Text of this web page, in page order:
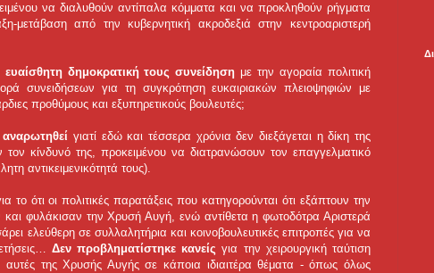
να διαλυθούν αντίπαλα κόμματα και να προκληθούν ρήγματα
μετάβαση από την κυβερνητική ακροδεξιά στην κεντροαριστερή
δημοκρατική τους συνείδηση με την αγοραία πολιτική
συνειδήσεων για τη συγκρότηση ευκαιριακών πλειοψηφιών με
προθύμους και εξυπηρετικούς βουλευτές;
γιατί εδώ και τέσσερα χρόνια δεν διεξάγεται η δίκη της
κίνδυνό της, προκειμένου να διατρανώσουν τον επαγγελματικό
αντικειμενικότητά τους).
το ότι οι πολιτικές παρατάξεις που κατηγορούνται ότι εξάπτουν την
και φυλάκισαν την Χρυσή Αυγή, ενώ αντίθετα η φωτοδότρα Αριστερά
ελεύθερη σε συλλαλητήρια και κοινοβουλευτικές επιτροπές για να
Δεν προβληματίστηκε κανείςγια την χειρουργική ταύτιση
της Χρυσής Αυγής σε κάποια ιδιαιτέρα θέματα - όπως όλως